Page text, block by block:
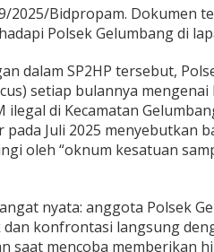
2025/Bidpropam. Dokumen
Polsek Gelumbang di
dalam SP2HP tersebut,
setiap bulannya
ilegal di Kecamatan
Juli 2025 menyebutkan
oleh “oknum kesatuan
nyata: anggota Polsek
konfrontasi langsung
saat mencoba memberikan